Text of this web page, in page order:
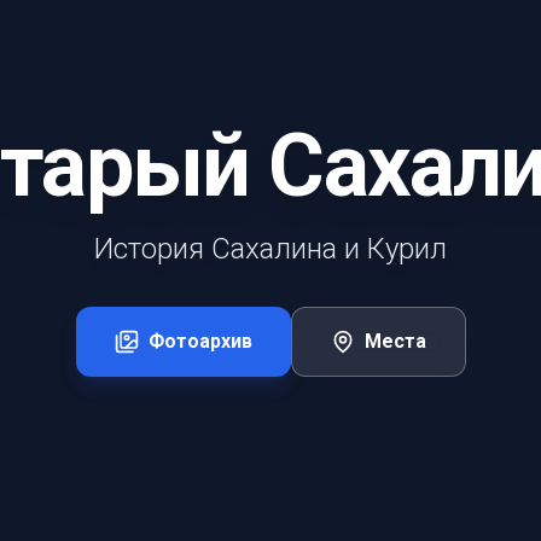
История Сахалина и Курил
Фотоархив Места